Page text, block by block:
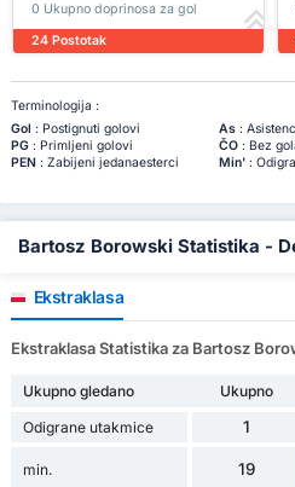
0 Ukupno doprinosa za gol
24 Postotak
Terminologija :
Gol : Postignuti golovi As:
PG: Primljeni golovi ČO: Bez
PEN: Zabijeni jedanaesterci Min':
Bartosz Borowski Statistika -
Ekstraklasa
Ekstraklasa Statistika za Bartosz
Ukupno gledano Ukupno
Odigrane utakmice
1
min. 19